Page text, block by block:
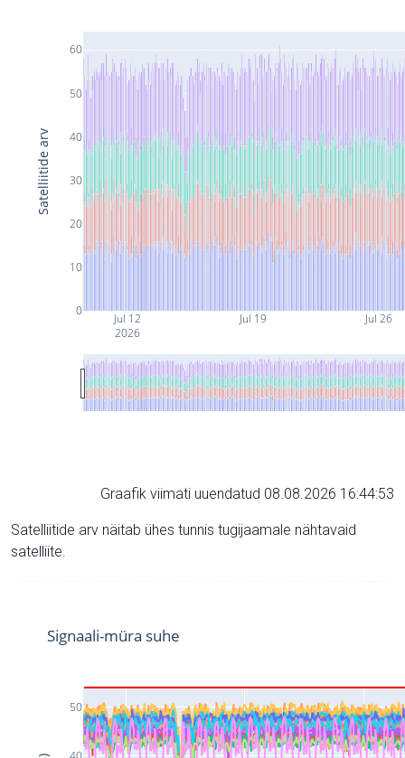
Jul 12
2026
Jul 19 Jul 26
0
10
20
30
40
50
60
Satelliitide arv
Graafik viimati uuendatud 08.08.2026 16:44:53
Satelliitide arv näitab ühes tunnis tugijaamale nähtavaid
satelliite.
50
Signaali-müra suhe